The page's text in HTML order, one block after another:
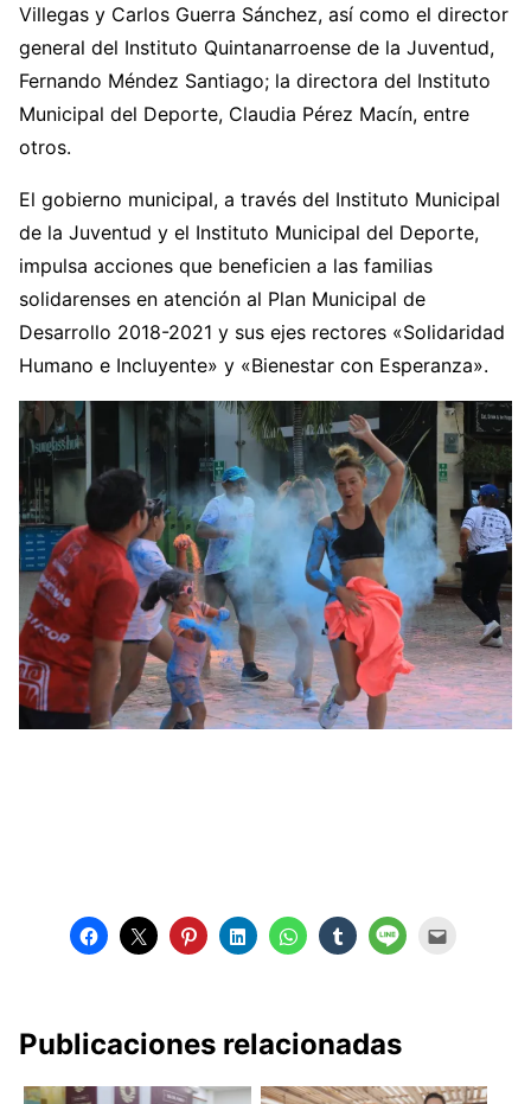
Villegas y Carlos Guerra Sánchez, así como el director
general del Instituto Quintanarroense de la Juventud,
Fernando Méndez Santiago; la directora del Instituto
Municipal del Deporte, Claudia Pérez Macín, entre
otros.
El gobierno municipal, a través del Instituto Municipal
de la Juventud y el Instituto Municipal del Deporte,
impulsa acciones que beneficien a las familias
solidarenses en atención al Plan Municipal de
Desarrollo 2018-2021 y sus ejes rectores «Solidaridad
Humano e Incluyente» y «Bienestar con Esperanza».
Publicaciones relacionadas